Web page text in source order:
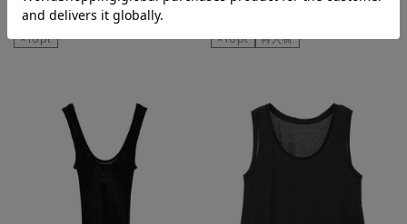
¥3,850
×10pt ×10pt 再入荷